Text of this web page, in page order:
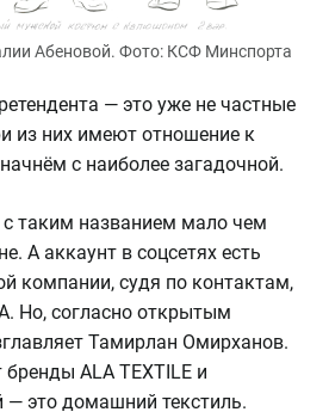
Абеновой. Фото: КСФ Минспорта
— это уже не частные
из них имеют отношение к
с наиболее загадочной.
таким названием мало чем
А аккаунт в соцсетях есть
компании, судя по контактам,
Но, согласно открытым
Тамирлан Омирханов.
ALA TEXTILE и
— это домашний текстиль.